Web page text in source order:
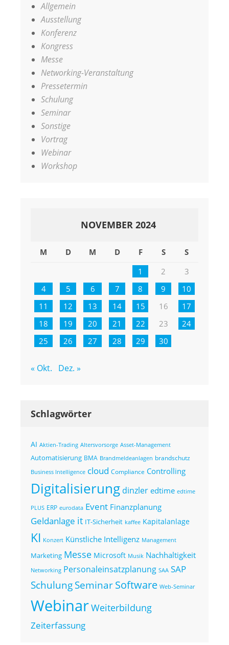
Allgemein
Ausstellung
Konferenz
Kongress
Messe
Networking-Veranstaltung
Pressetermin
Schulung
Seminar
Sonstige
Vortrag
Webinar
Workshop
NOVEMBER 2024
M D M D F S
S
1
2
3
4
5 6 7 8 9
10
11
12 13 14 15 16
17
18
19 20 21 22 23
24
25
26 27 28 29 30
« Okt. Dez. »
Schlagwörter
AI Aktien-Trading Altersvorsorge Asset-Management
Automatisierung BMA Brandmeldeanlagen brandschutz
Business Intelligence cloud Compliance Controlling
Digitalisierung dinzler edtime edtime
PLUS ERP eurodata Event Finanzplanung
Geldanlage it IT-Sicherheit kaffee Kapitalanlage
KI Konzert Künstliche Intelligenz Management
Marketing Messe Microsoft Musik Nachhaltigkeit
Networking Personaleinsatzplanung SAA SAP
SchulungSeminarSoftware Web-Seminar
WebinarWeiterbildung
Zeiterfassung